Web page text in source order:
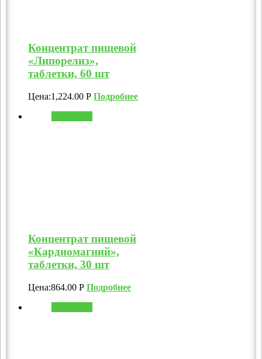
Концентрат пищевой
«Липорелиз»,
таблетки, 60 шт
Цена:1,224.00 Р Подробнее
Концентрат пищевой
«Кардиомагний»,
таблетки, 30 шт
Цена:864.00 Р Подробнее